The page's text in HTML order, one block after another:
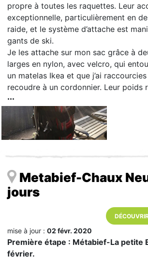
propre à toutes les raquettes. Leur
exceptionnelle, particulièrement en
raide, et le système d’attache est
gants de ski.
Je les attache sur mon sac grâce à
larges en nylon, avec velcro, qui
un matelas Ikea et que j’ai
recoudre à un cordonnier. Leur poids
Metabief-Chaux
jours
mise à jour : 02 févr. 2020
Première étape : Métabief-La petite
février.